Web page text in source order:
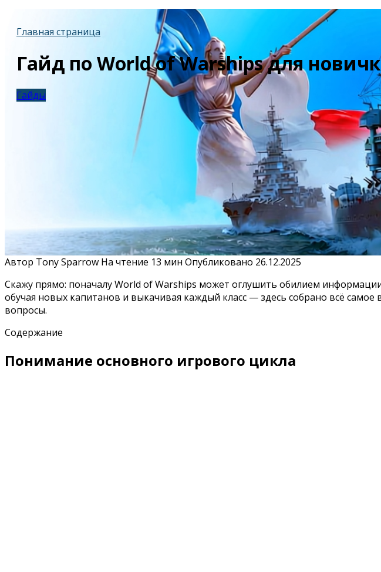
Главная страница
Гайд по World of Warships для
Гайды
Автор Tony Sparrow На чтение 13 мин Опубликовано 26.12.2025
Скажу прямо: поначалу World of Warships может оглушить обилием
обучая новых капитанов и выкачивая каждый класс — здесь собрано всё
вопросы.
Содержание
Понимание основного игрового цикла